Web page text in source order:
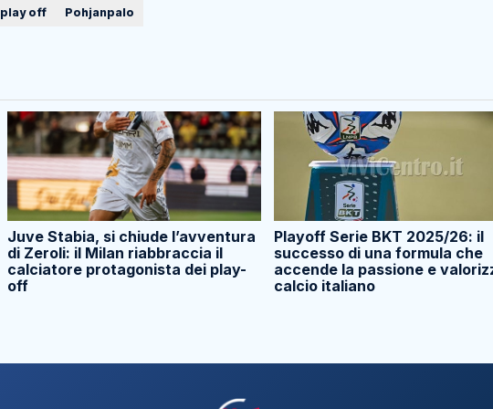
play off Pohjanpalo
Juve Stabia, si chiude l’avventura
di Zeroli: il Milan riabbraccia il
calciatore protagonista dei play-
off
Playoff Serie BKT 2025/26: il
successo di una formula che
accende la passione e
calcio italiano